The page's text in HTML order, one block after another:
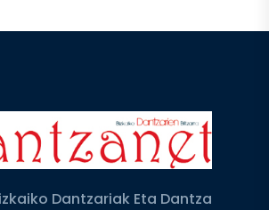
Dantzariak Eta Dantza